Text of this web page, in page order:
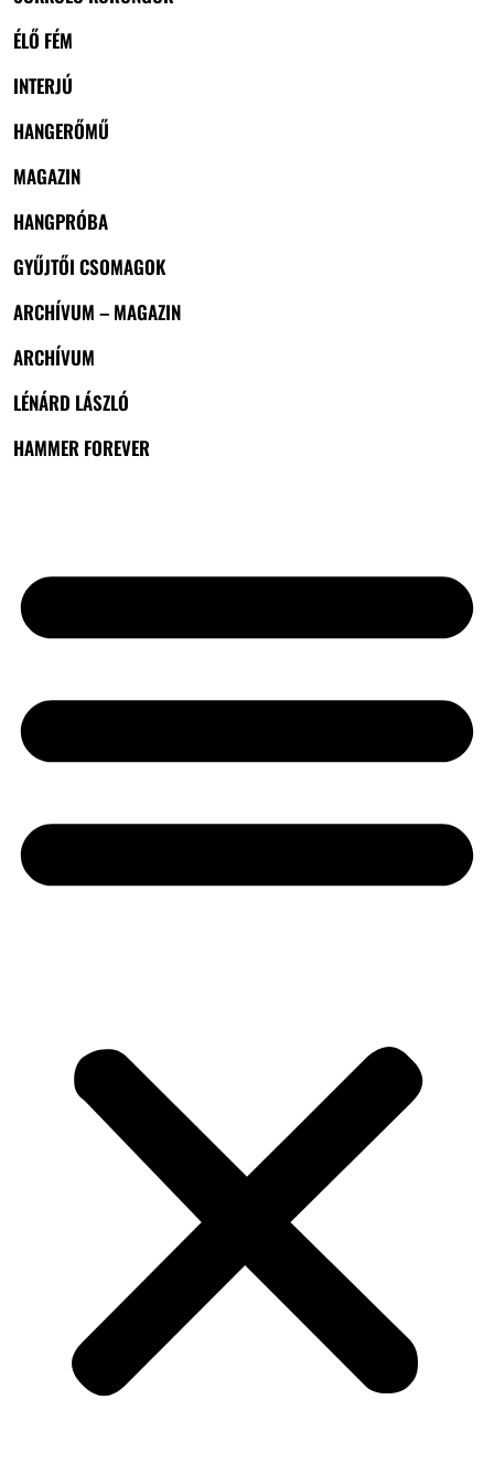
ÉLŐ FÉM
INTERJÚ
HANGERŐMŰ
MAGAZIN
HANGPRÓBA
GYŰJTŐI CSOMAGOK
ARCHÍVUM – MAGAZIN
ARCHÍVUM
LÉNÁRD LÁSZLÓ
HAMMER FOREVER